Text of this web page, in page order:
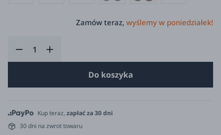
Zamów teraz, wyślemy w poniedziałek!
Do koszyka
Kup teraz, zapłać za 30 dni
30 dni na zwrot towaru